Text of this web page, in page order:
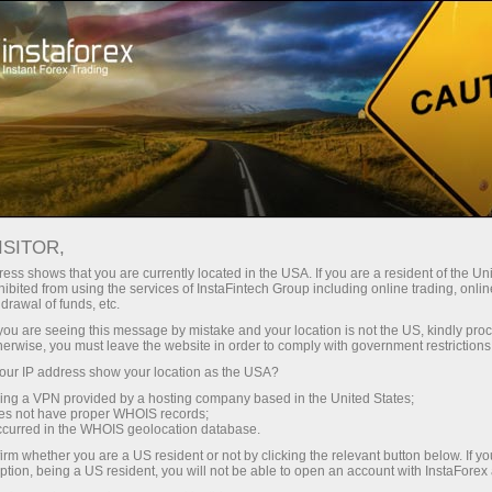
Giới thiệu về InstaForex Tin tức công ty
InstaForex Tin Tức
Bạn có muốn biết về tất cả những sự kiện hiện tại
cuộc thi và những thay đổi trong InstaForex lịch
giao dịch? Sau đó, chào mừng đến với Tin tức
trang, nơi tài liệu về các quan trọng nhất hữu ích, và
thú vị được công bố!
shows that you are currently located in the USA. If you are a resident of the
from using the services of InstaFintech Group including online trading,
of funds, etc.
are seeing this message by mistake and your location is not the US, kindly
you must leave the website in order to comply with government
IP address show your location as the USA?
a VPN provided by a hosting company based in the United States;
not have proper WHOIS records;
in the WHOIS geolocation database.
whether you are a US resident or not by clicking the relevant button below. If
being a US resident, you will not be able to open an account with InstaForex